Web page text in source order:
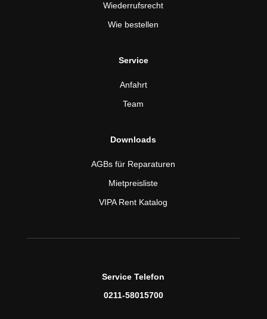
Wiederrufsrecht
Wie bestellen
Service
Anfahrt
Team
Downloads
AGBs für Reparaturen
Mietpreisliste
VIPA Rent Katalog
Service Telefon
0211-58015700